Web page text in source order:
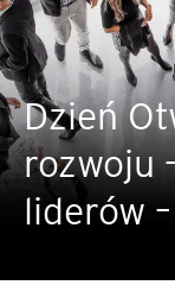
Dzień
rozwoju
liderów